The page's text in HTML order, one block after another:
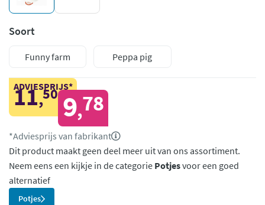
Soort
Funny farm Peppa pig
ADVIESPRIJS*
11,50 9,78
*Adviesprijs van fabrikant
Dit product maakt geen deel meer uit van ons assortiment.
Neem eens een kijkje in de categorie Potjesvoor een goed
alternatief
Potjes